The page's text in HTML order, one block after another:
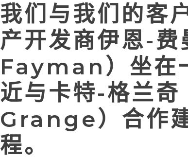
我们与我们的客
产开发商伊恩-
Fayman）坐在
近与卡特-格兰
Grange）合作
程。